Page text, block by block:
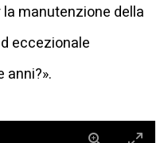
manutenzione della
eccezionale